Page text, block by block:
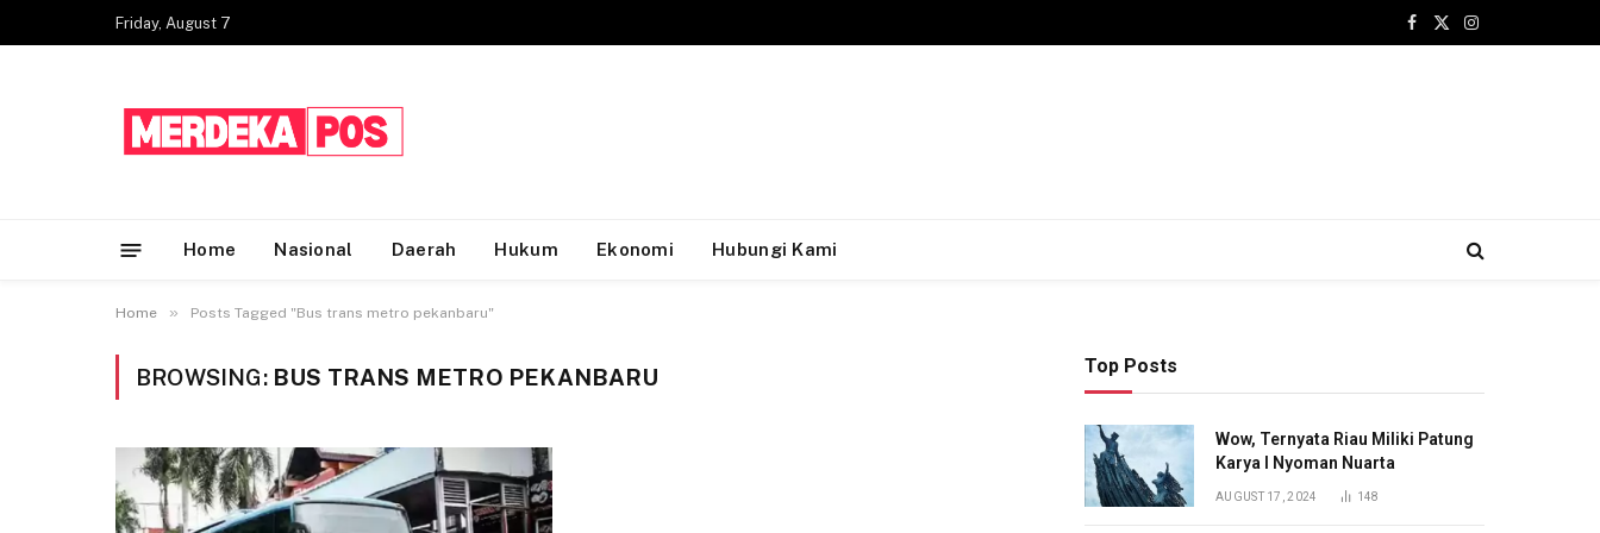
Friday, August 7
Facebook
X
Instagram
Home Nasional Daerah Hukum Ekonomi Hubungi Kami
Home » Posts Tagged "Bus trans metro pekanbaru"
BROWSING: BUS TRANS METRO PEKANBARU Top Posts
Wow, Ternyata Riau Miliki Patung
Karya I Nyoman Nuarta
AUGUST 17, 2024 148